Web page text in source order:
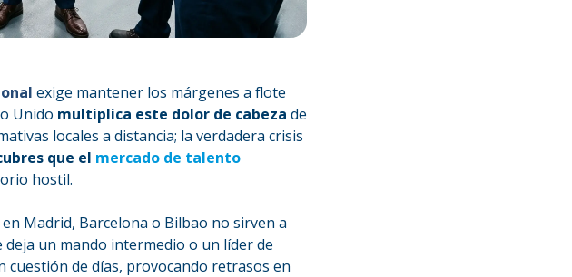
exige mantener los márgenes a flote
Unido multiplica este dolor de cabeza de
locales a distancia; la verdadera crisis
que el mercado de talento
hostil.
Madrid, Barcelona o Bilbao no sirven a
un mando intermedio o un líder de
de días, provocando retrasos en